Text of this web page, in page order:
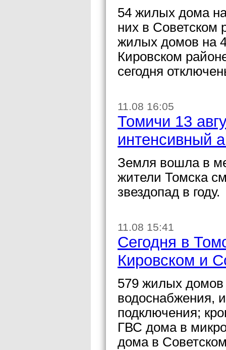
54 жилых дома
них в Советском
жилых домов на
Кировском
сегодня
11.08 16:05
Томичи 13
интенсивный
Земля вошла в
жители Томска
звездопад в году.
11.08 15:41
Сегодня в
Кировском и
579 жилых домов
водоснабжения,
подключения;
ГВС дома в
дома в